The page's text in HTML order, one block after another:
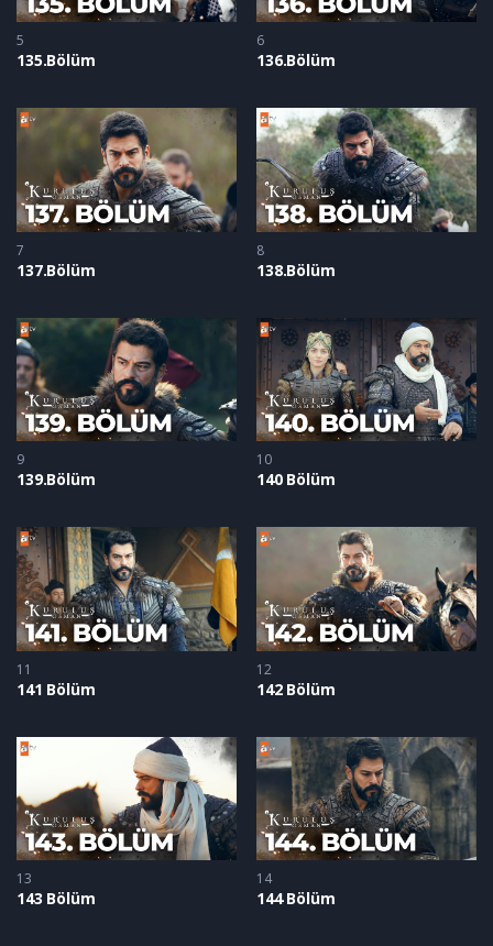
5
135.Bölüm
6
136.Bölüm
7
137.Bölüm
8
138.Bölüm
9
139.Bölüm
10
140 Bölüm
11
141 Bölüm
12
142 Bölüm
13
143 Bölüm
14
144 Bölüm